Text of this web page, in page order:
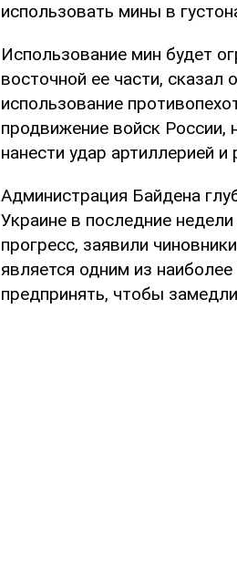
использовать мины в
Использование мин будет
восточной ее части, сказал
использование
продвижение войск России,
нанести удар артиллерией и
Администрация Байдена
Украине в последние
прогресс, заявили
является одним из
предпринять, чтобы